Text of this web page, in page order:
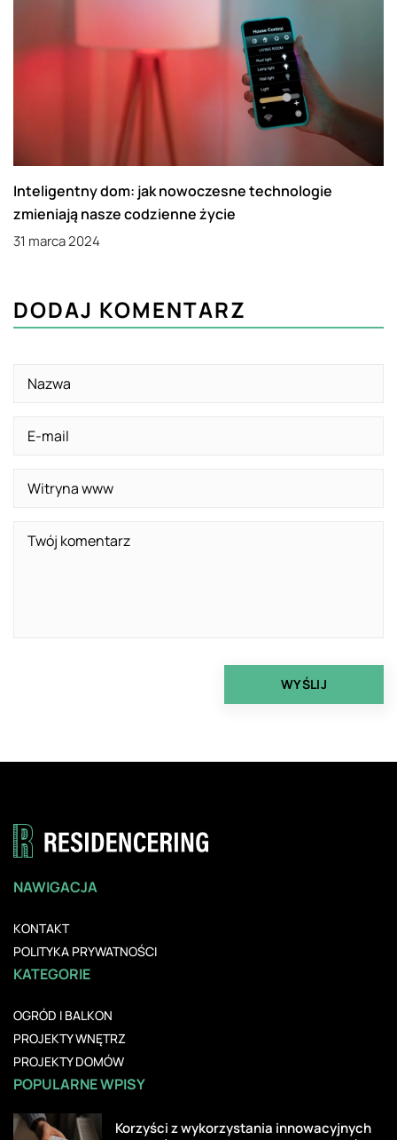
Inteligentny dom: jak nowoczesne technologie
zmieniają nasze codzienne życie
31 marca 2024
DODAJ KOMENTARZ
NAWIGACJA
KONTAKT
POLITYKA PRYWATNOŚCI
KATEGORIE
OGRÓD I BALKON
PROJEKTY WNĘTRZ
PROJEKTY DOMÓW
POPULARNE WPISY
Korzyści z wykorzystania innowacyjnych